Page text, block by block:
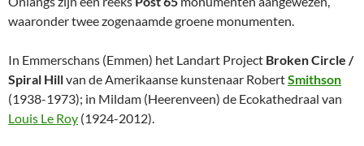
waaronder twee zogenaamde groene monumenten.
In Emmerschans (Emmen) het Landart Project Broken Circle /
Spiral Hillvan de Amerikaanse kunstenaar RobertSmithson
(1938-1973); in Mildam (Heerenveen) de Ecokathedraal van
Louis Le Roy (1924-2012).